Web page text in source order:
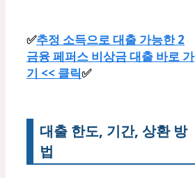
✅추정 소득으로 대출 가능한 2
금융 페퍼스 비상금 대출 바로 가
기 << 클릭✅
대출 한도, 기간, 상환 방
법